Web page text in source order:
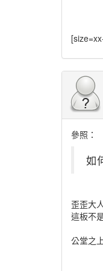
馳名
參照：
如
歪歪大
這板不
公堂之